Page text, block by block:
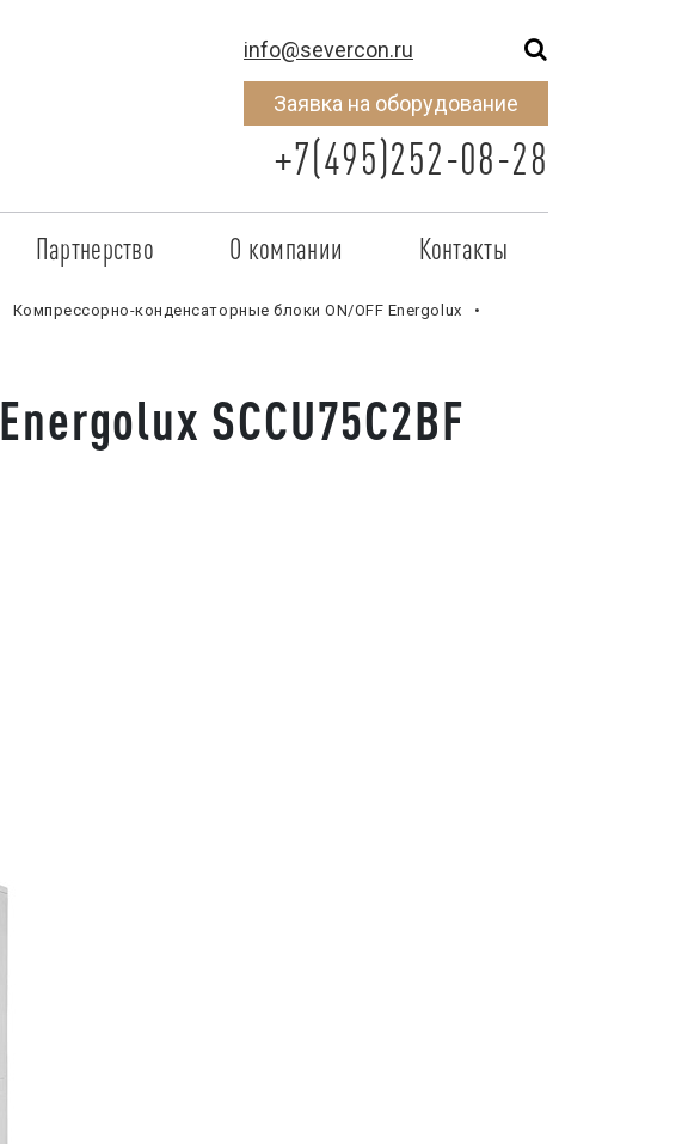
info@severcon.ru
Заявка на оборудование
+7(495)252-08-28
Партнерство
Стать партнером
Наши партнеры
О компании
SEVERCON
Новости
Контакты
Компрессорно-конденсаторные блоки ON/OFF Energolux
SCCU75C2BF